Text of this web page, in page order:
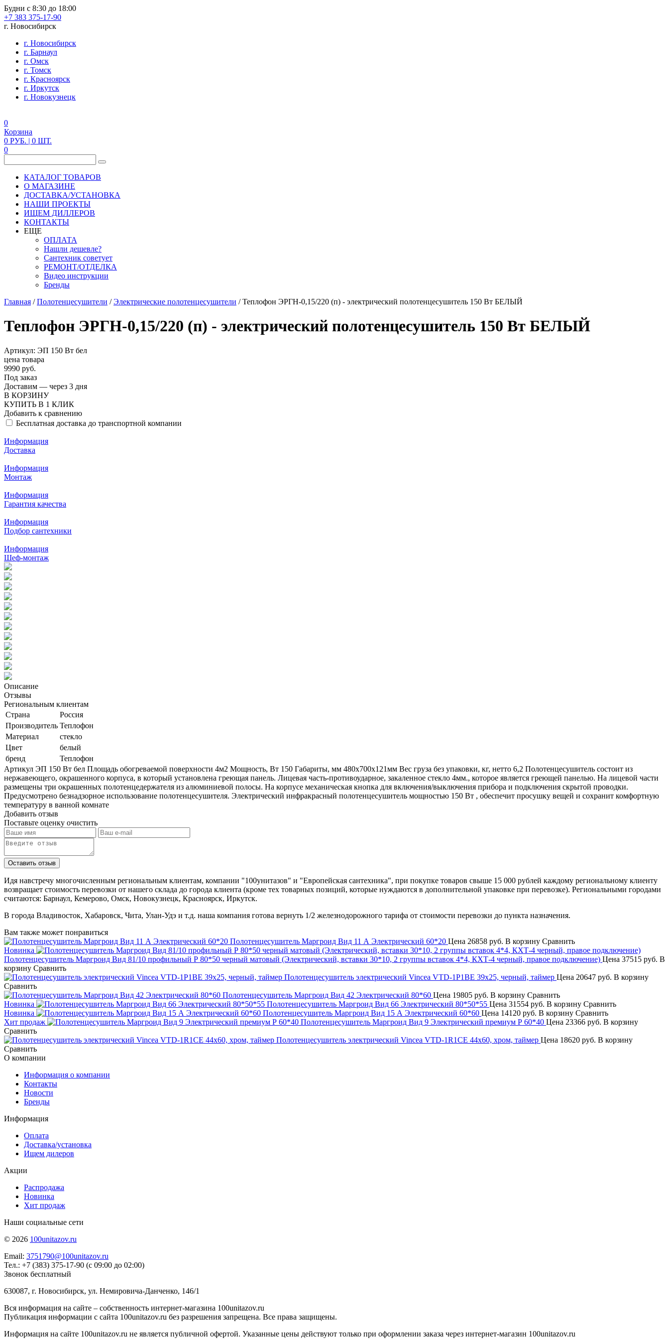
Будни с 8:30 до 18:00
+7 383 375-17-90
г. Новосибирск
г. Новосибирск
г. Барнаул
г. Омск
г. Томск
г. Красноярск
г. Иркутск
г. Новокузнецк
0
Корзина
0 РУБ. | 0 ШТ.
0
КАТАЛОГ ТОВАРОВ
О МАГАЗИНЕ
ДОСТАВКА/УСТАНОВКА
НАШИ ПРОЕКТЫ
ИЩЕМ ДИЛЛЕРОВ
КОНТАКТЫ
ЕЩЕ
ОПЛАТА
Нашли дешевле?
Сантехник советует
РЕМОНТ/ОТДЕЛКА
Видео инструкции
Бренды
Главная /Полотенцесушители /Электрические полотенцесушители /Теплофон ЭРГН-0,15/220 (п) - электрический полотенцесушитель 150 Вт БЕЛЫЙ
Теплофон ЭРГН-0,15/220 (п) - электрический полотенцесушитель 150 Вт БЕЛЫЙ
Артикул: ЭП 150 Вт бел
цена товара
9990 руб.
Под заказ
Доставим — через 3 дня
В КОРЗИНУ
КУПИТЬ В 1 КЛИК
Добавить к сравнению
Бесплатная доставка до транспортной компании
Информация
Доставка
Информация
Монтаж
Информация
Гарантия качества
Информация
Подбор сантехники
Информация
Шеф-монтаж
Описание
Отзывы
Региональным клиентам
Страна
Россия
Производитель Теплофон
Материал
стекло
Цвет
белый
бренд
Теплофон
Артикул ЭП 150 Вт бел Площадь обогреваемой поверхности 4м2 Мощность, Вт 150 Габариты, мм 480х700х121мм Вес груза без упаковки, кг, нетто 6,2 Полотенцесушитель состоит из
нержавеющего, окрашенного корпуса, в который установлена греющая панель. Лицевая часть-противоударное, закаленное стекло 4мм., которое является греющей панелью. На лицевой части
размещены три окрашенных полотенцедержателя из алюминиевой полосы. На корпусе механическая кнопка для включения/выключения прибора и подключения скрытой проводки.
Предусмотрено безнадзорное использование полотенцесушителя. Электрический инфракрасный полотенцесушитель мощностью 150 Вт , обеспечит просушку вещей и сохранит комфортную
температуру в ванной комнате
Добавить отзыв
Поставьте оценку очистить
Идя навстречу многочисленным региональным клиентам, компании "100унитазов" и "Европейская сантехника", при покупке товаров свыше 15 000 рублей каждому региональному клиенту
возвращает стоимость перевозки от нашего склада до города клиента (кроме тех товарных позиций, которые нуждаются в дополнительной упаковке при перевозке). Региональными городами
считаются: Барнаул, Кемерово, Омск, Новокузнецк, Красноярск, Иркутск.
В города Владивосток, Хабаровск, Чита, Улан-Удэ и т.д. наша компания готова вернуть 1/2 железнодорожного тарифа от стоимости перевозки до пункта назначения.
Вам также может понравиться
Полотенцесушитель Маргроид Вид 11 А Электрический 60*20 Цена 26858 руб. В корзину Сравнить
Новинка
Полотенцесушитель Маргроид Вид 81/10 профильный Р 80*50 черный матовый (Электрический, вставки 30*10, 2 группы вставок 4*4, КХТ-4 черный, правое подключение) Цена 37515 руб. В
корзину Сравнить
Полотенцесушитель электрический Vincea VTD-1P1BE 39x25, черный, таймер Цена 20647 руб. В корзину
Сравнить
Полотенцесушитель Маргроид Вид 42 Электрический 80*60 Цена 19805 руб. В корзину Сравнить
Новинка
Полотенцесушитель Маргроид Вид 66 Электрический 80*50*55 Цена 31554 руб. В корзину Сравнить
Новинка
Полотенцесушитель Маргроид Вид 15 А Электрический 60*60 Цена 14120 руб. В корзину Сравнить
Хит продаж
Полотенцесушитель Маргроид Вид 9 Электрический премиум Р 60*40 Цена 23366 руб. В корзину
Сравнить
Полотенцесушитель электрический Vincea VTD-1R1CE 44x60, хром, таймер Цена 18620 руб. В корзину
Сравнить
О компании
Информация о компании
Контакты
Новости
Бренды
Информация
Оплата
Доставка/установка
Ищем дилеров
Акции
Распродажа
Новинка
Хит продаж
Наши социальные сети
© 2026 100unitazov.ru
Email: 3751790@100unitazov.ru
Тел.: +7 (383) 375-17-90 (с 09:00 до 02:00)
Звонок бесплатный
630087, г. Новосибирск, ул. Немировича-Данченко, 146/1
Вся информация на сайте – собственность интернет-магазина 100unitazov.ru
Публикация информации с сайта 100unitazov.ru без разрешения запрещена. Все права защищены.
Информация на сайте 100unitazov.ru не является публичной офертой. Указанные цены действуют только при оформлении заказа через интернет-магазин 100unitazov.ru